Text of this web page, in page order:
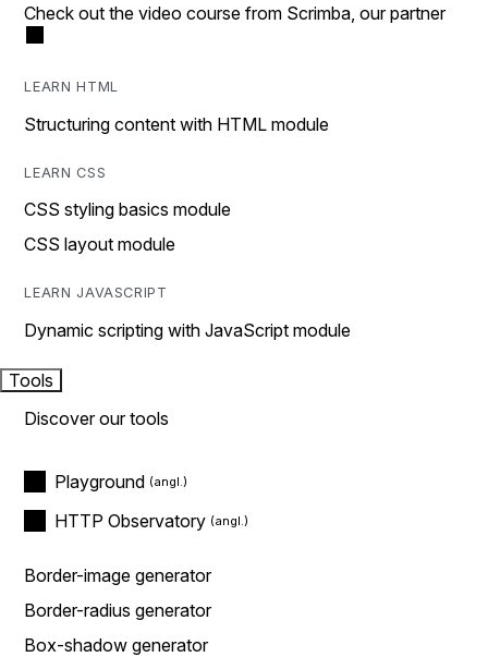
Check out the video course from Scrimba, our partner
LEARN HTML
Structuring content with HTML module
LEARN CSS
CSS styling basics module
CSS layout module
LEARN JAVASCRIPT
Dynamic scripting with JavaScript module
Tools
Discover our tools
Playground
HTTP Observatory
Border-image generator
Border-radius generator
Box-shadow generator